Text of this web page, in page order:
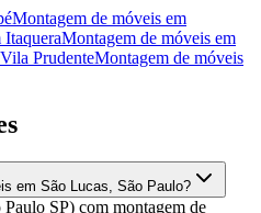
Montagem de móveis em
ItaqueraMontagem de móveis em
Vila PrudenteMontagem de móveis
em São Lucas, São Paulo?
SP) com montagem de